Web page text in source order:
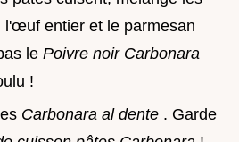
l'œuf entier et le parmesan
le Poivre noir Carbonara
!
Carbonara al dente . Garde